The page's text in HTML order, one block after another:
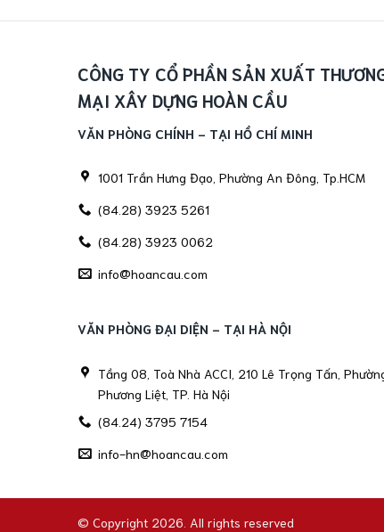
CÔNG TY CỔ PHẦN SẢN XUẤT
MẠI XÂY DỰNG HOÀN CẦU
VĂN PHÒNG CHÍNH - TẠI HỒ CHÍ MINH
1001 Trần Hưng Đạo, Phường An Đông, Tp.HCM
(84.28) 3923 5261
(84.28) 3923 0062
info@hoancau.com
VĂN PHÒNG ĐẠI DIỆN - TẠI HÀ NỘI
Tầng 08, Toà Nhà ACCI, 210 Lê Trọng Tấn,
Phương Liệt, TP. Hà Nội
(84.24) 3795 7154
info-hn@hoancau.com
© Copyright 2026. All rights reserved